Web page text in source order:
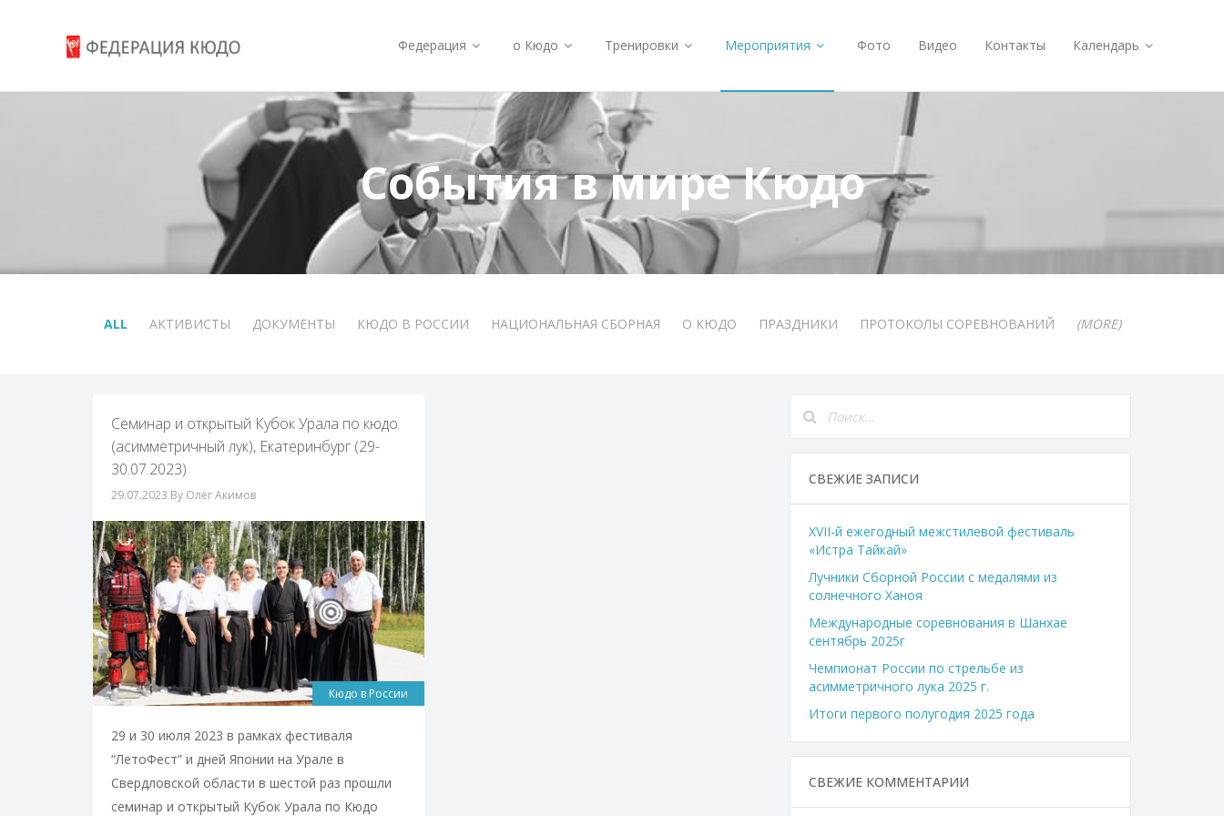
Федерация о Кюдо Тренировки Мероприятия Фото Видео Контакты Календарь
События в мире Кюдо
ALL АКТИВИСТЫ ДОКУМЕНТЫ КЮДО В РОССИИ НАЦИОНАЛЬНАЯ СБОРНАЯ О КЮДО ПРАЗДНИКИ ПРОТОКОЛЫ СОРЕВНОВАНИЙ (MORE)
Cеминар и открытый Кубок Урала по кюдо
(асимметричный лук), Екатеринбург (29-
30.07.2023)
29.07.2023 By Олег Акимов
Кюдо в России
29 и 30 июля 2023 в рамках фестиваля
“ЛетоФест” и дней Японии на Урале в
Свердловской области в шестой раз прошли
семинар и открытый Кубок Урала по Кюдо
СВЕЖИЕ ЗАПИСИ
XVII-й ежегодный межстилевой фестиваль
«Истра Тайкай»
Лучники Сборной России с медалями из
солнечного Ханоя
Международные соревнования в Шанхае
сентябрь 2025г
Чемпионат России по стрельбе из
асимметричного лука 2025 г.
Итоги первого полугодия 2025 года
СВЕЖИЕ КОММЕНТАРИИ